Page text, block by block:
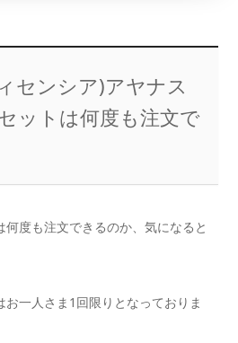
センシア)アヤナス
ットは何度も注文で
度も注文できるのか、気になると
一人さま1回限りとなっておりま